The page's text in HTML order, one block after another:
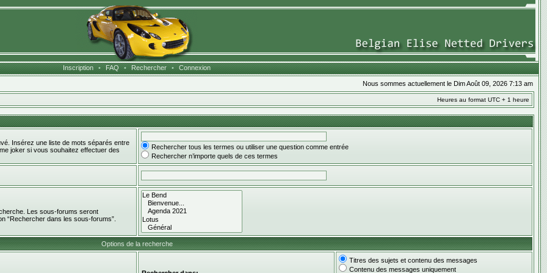
Inscription • FAQ • Rechercher • Connexion
Nous sommes actuellement le Dim Août 09, 2026 7:13 am
Heures au format UTC + 1 heure
Insérez une liste de mots séparés entre
joker si vous souhaitez effectuer des
Rechercher tous les termes ou utiliser une question comme entrée
Rechercher n’importe quels de ces termes
Les sous-forums seront
“Rechercher dans les sous-forums”.
Options de la recherche
Titres des sujets et contenu des messages
Contenu des messages uniquement